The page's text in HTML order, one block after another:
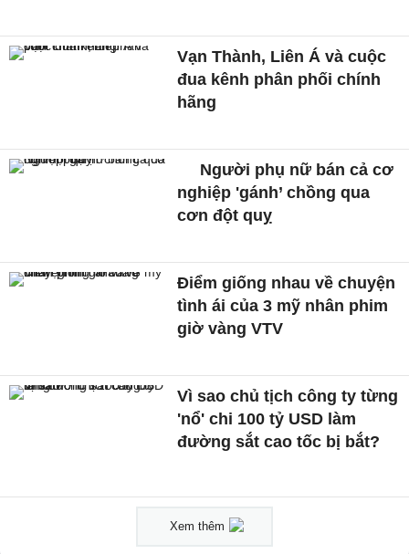
Vạn Thành, Liên Á và cuộc
đua kênh phân phối chính
hãng
Người phụ nữ bán cả cơ
nghiệp 'gánh’ chồng qua
cơn đột quỵ
Điểm giống nhau về chuyện
tình ái của 3 mỹ nhân phim
giờ vàng VTV
Vì sao chủ tịch công ty từng
'nổ' chi 100 tỷ USD làm
đường sắt cao tốc bị bắt?
Xem thêm